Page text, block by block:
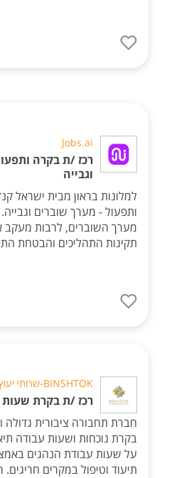
Jobs.ai
רכז /ת בקרה
וגבייה
למלונות בראון מבית ישראל
ותפעול - מערך שוברים
מערך השוברים, לרבות מעקב
תקינות התהליכים והבטחת
BINSHTOK-שרותי יעוץ
רכז /ת בקרת שעות
חברת תחבורה ציבורית גדולה
בקרת נוכחות ושעות עבודה
על שעות עבודת הנהגים
תיעוד וטיפול במקרים חריגים.